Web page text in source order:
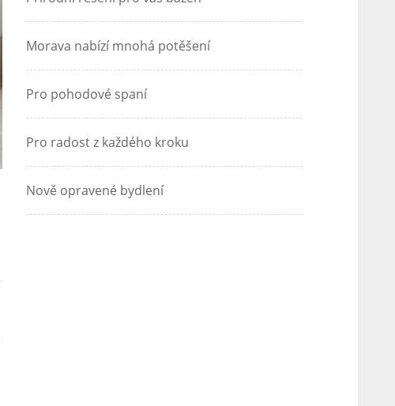
Morava nabízí mnohá potěšení
Pro pohodové spaní
Pro radost z každého kroku
Nově opravené bydlení